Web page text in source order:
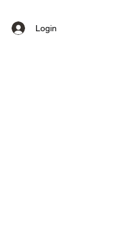
Login